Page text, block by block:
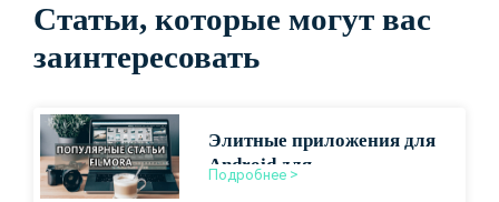
Статьи, которые могут вас
заинтересовать
Элитные приложения для
Android для
высококачественного
Подробнее >